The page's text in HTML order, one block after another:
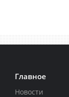
Главное
Новости